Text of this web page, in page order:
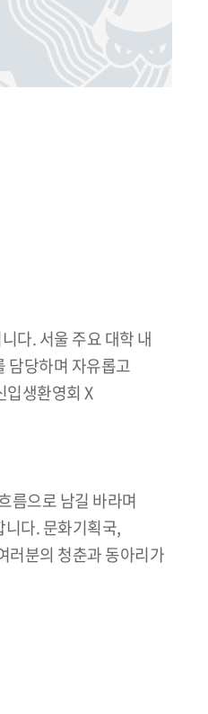
다. 서울 주요 대학 내
담당하며 자유롭고
입생환영회 X
름으로 남길 바라며
다. 문화기획국,
러분의 청춘과 동아리가